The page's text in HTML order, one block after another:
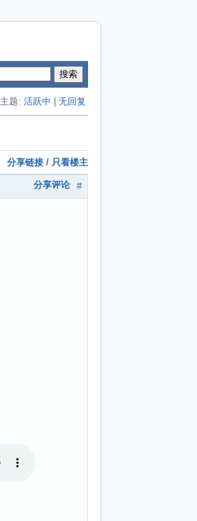
搜索
主题: 活跃中 无回复
分享链接 / 只看楼主
#
分享评论